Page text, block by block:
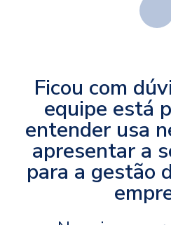
Ficou com
equipe está
entender usa
apresentar a
para a gestão